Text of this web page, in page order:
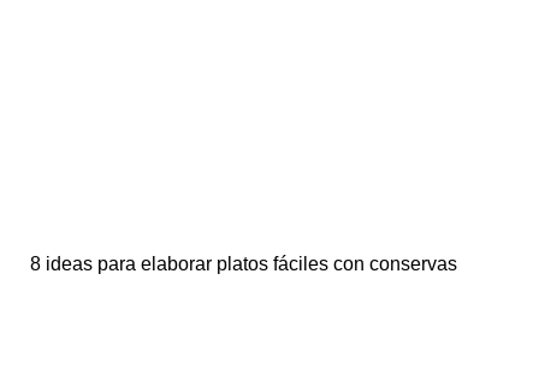
8 ideas para elaborar platos fáciles con conservas